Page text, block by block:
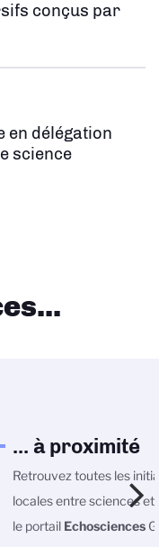
conçus par
en délégation
science
... à proximité
Retrouvez toutes les
locales entre sciences et
le portail Echosciences